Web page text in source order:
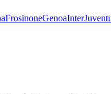
FrosinoneGenoaInter